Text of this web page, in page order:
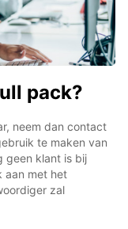
pack?
neem dan contact
te maken van
geen klant is bij
aan met het
zal